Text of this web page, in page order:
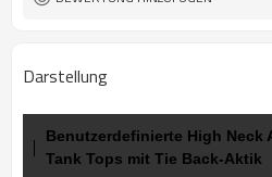
Darstellung
Benutzerdefinierte High Neck
Tank Tops mit Tie Back-Aktik